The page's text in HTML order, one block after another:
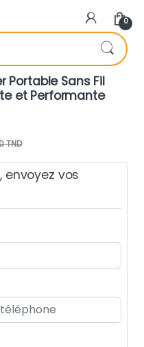
0
Portable Sans Fil
et Performante
TND
envoyez vos